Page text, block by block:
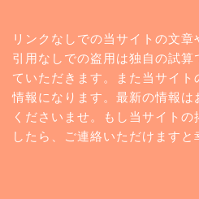
リンクなしでの当サイトの文章
引用なしでの盗用は独自の試
ていただきます。また当サイ
情報になります。最新の情報
くださいませ。もし当サイト
したら、ご連絡いただけますと